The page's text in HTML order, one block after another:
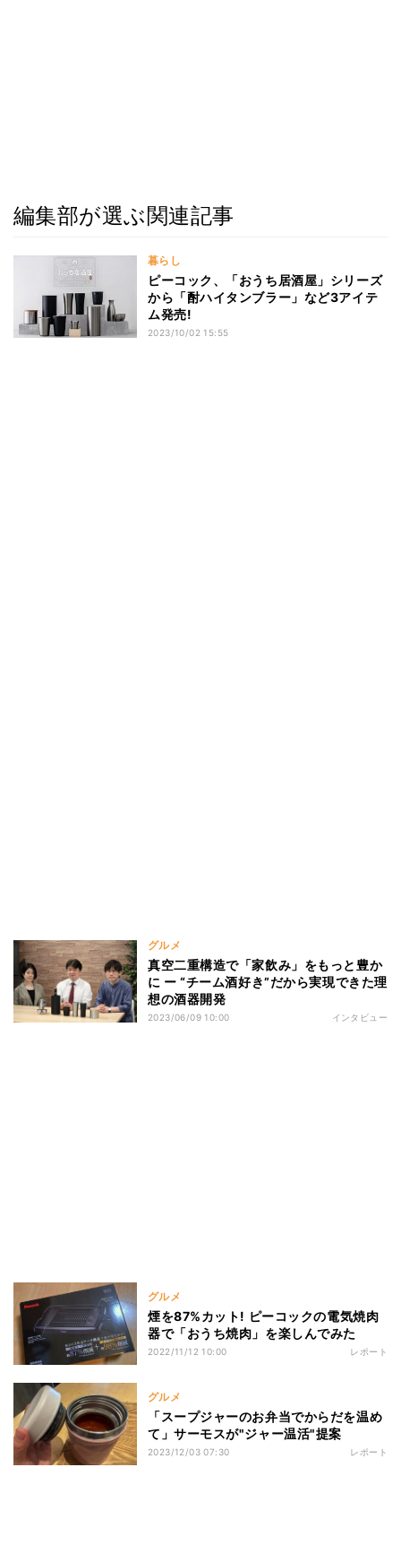
編集部が選ぶ関連記事
暮らし
ピーコック、「おうち居酒屋」シリーズ
から「酎ハイタンブラー」など3アイテ
ム発売!
2023/10/02 15:55
グルメ
真空二重構造で「家飲み」をもっと豊か
に ー “チーム酒好き”だから実現できた理
想の酒器開発
2023/06/09 10:00 インタビュー
グルメ
煙を87%カット! ピーコックの電気焼肉
器で「おうち焼肉」を楽しんでみた
2022/11/12 10:00 レポート
グルメ
「スープジャーのお弁当でからだを温め
て」サーモスが"ジャー温活"提案
2023/12/03 07:30 レポート